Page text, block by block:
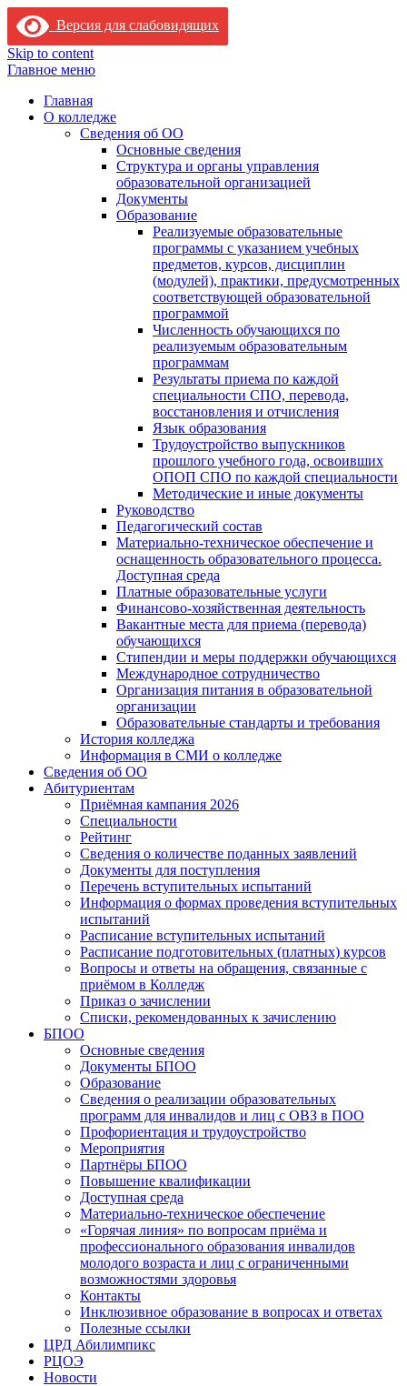
Версия для слабовидящих
Skip to content
Главное меню
Главная
О колледже
Сведения об ОО
Основные сведения
Структура и органы управления
образовательной организацией
Документы
Образование
Реализуемые образовательные
программы с указанием учебных
предметов, курсов, дисциплин
(модулей), практики, предусмотренных
соответствующей образовательной
программой
Численность обучающихся по
реализуемым образовательным
программам
Результаты приема по каждой
специальности СПО, перевода,
восстановления и отчисления
Язык образования
Трудоустройство выпускников
прошлого учебного года, освоивших
ОПОП СПО по каждой специальности
Методические и иные документы
Руководство
Педагогический состав
Материально-техническое обеспечение и
оснащенность образовательного процесса.
Доступная среда
Платные образовательные услуги
Финансово-хозяйственная деятельность
Вакантные места для приема (перевода)
обучающихся
Стипендии и меры поддержки обучающихся
Международное сотрудничество
Организация питания в образовательной
организации
Образовательные стандарты и требования
История колледжа
Информация в СМИ о колледже
Сведения об ОО
Абитуриентам
Приёмная кампания 2026
Специальности
Рейтинг
Сведения о количестве поданных заявлений
Документы для поступления
Перечень вступительных испытаний
Информация о формах проведения вступительных
испытаний
Расписание вступительных испытаний
Расписание подготовительных (платных) курсов
Вопросы и ответы на обращения, связанные с
приёмом в Колледж
Приказ о зачислении
Списки, рекомендованных к зачислению
БПОО
Основные сведения
Документы БПОО
Образование
Сведения о реализации образовательных
программ для инвалидов и лиц с ОВЗ в ПОО
Профориентация и трудоустройство
Мероприятия
Партнёры БПОО
Повышение квалификации
Доступная среда
Материально-техническое обеспечение
«Горячая линия» по вопросам приёма и
профессионального образования инвалидов
молодого возраста и лиц с ограниченными
возможностями здоровья
Контакты
Инклюзивное образование в вопросах и ответах
Полезные ссылки
ЦРД Абилимпикс
РЦОЭ
Новости